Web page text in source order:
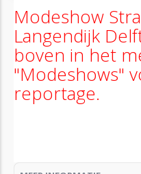
Modeshow
Langendijk
boven in het
"Modeshows"
reportage.